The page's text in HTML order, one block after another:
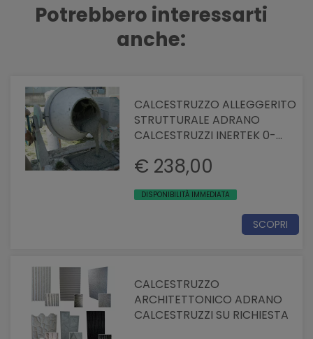
Potrebbero interessarti
anche:
CALCESTRUZZO ALLEGGERITO
STRUTTURALE ADRANO
CALCESTRUZZI INERTEK 0-
€ 238,00
DISPONIBILITÀ IMMEDIATA
SCOPRI
CALCESTRUZZO
ARCHITETTONICO ADRANO
CALCESTRUZZI SU RICHIESTA